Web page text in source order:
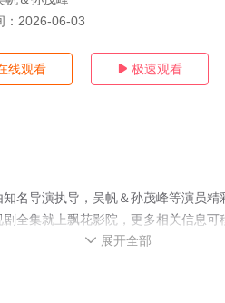
2026-06-03
线观看  极速观看
名导演执导，吴帆＆孙茂峰等演员
全集就上飘花影院，更多相关信息可
 展开全部